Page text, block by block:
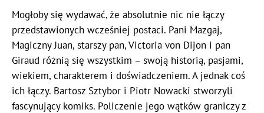
Mogłoby się wydawać, że absolutnie nic nie łączy
przedstawionych wcześniej postaci. Pani Mazgaj,
Magiczny Juan, starszy pan, Victoria von Dijon i pan
Giraud różnią się wszystkim – swoją historią, pasjami,
wiekiem, charakterem i doświadczeniem. A jednak coś
ich łączy. Bartosz Sztybor i Piotr Nowacki stworzyli
fascynujący komiks. Policzenie jego wątków graniczy z